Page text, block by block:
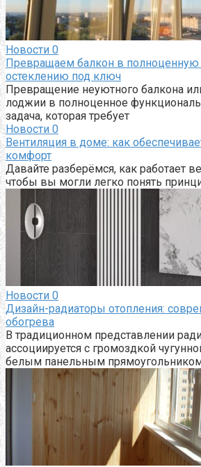
Новости 0
Превращаем балкон в полноценную
остеклению под ключ
Превращение неуютного балкона
лоджии в полноценное
задача, которая требует
Новости 0
Вентиляция в доме: как
комфорт
Давайте разберёмся, как работает
чтобы вы могли легко понять
Новости 0
Дизайн-радиаторы отопления:
обогрева
В традиционном представлении
ассоциируется с громоздкой
белым панельным